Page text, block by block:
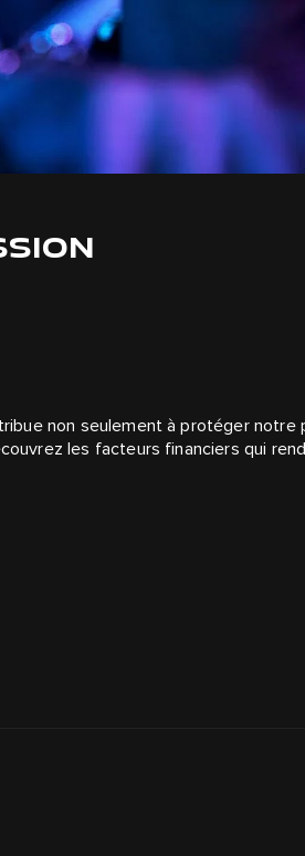
non seulement à protéger notre
les facteurs financiers qui